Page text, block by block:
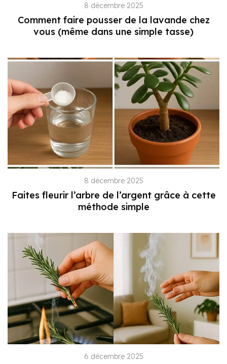
8 décembre 2025
Comment faire pousser de la lavande chez
vous (même dans une simple tasse)
8 décembre 2025
Faites fleurir l’arbre de l’argent grâce à cette
méthode simple
6 décembre 2025